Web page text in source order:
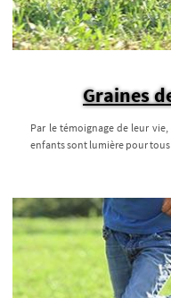
Graines
Par le témoignage de leur
enfants sont lumière pour